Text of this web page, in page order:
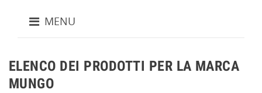
MENU
ELENCO DEI PRODOTTI PER LA MARCA
MUNGO